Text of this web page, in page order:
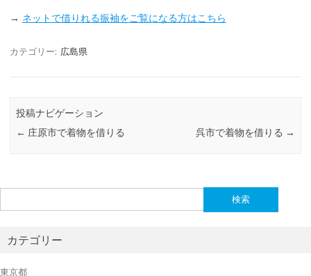
→ ネットで借りれる振袖をご覧になる方はこちら
カテゴリー: 広島県
投稿ナビゲーション
← 庄原市で着物を借りる 呉市で着物を借りる →
索:
カテゴリー
東京都